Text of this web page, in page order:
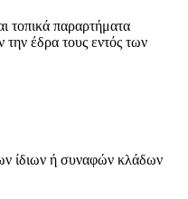
τοπικά παραρτήματα
έδρα τους εντός των
ίδιων ή συναφών κλάδων